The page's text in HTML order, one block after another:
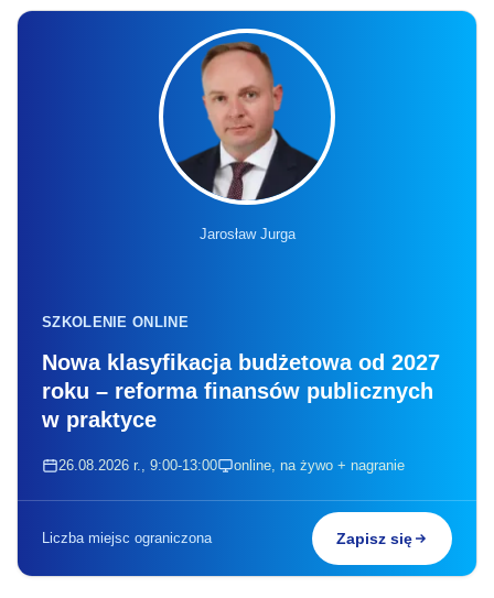
Jarosław Jurga
SZKOLENIE ONLINE
Nowa klasyfikacja budżetowa od 2027
roku – reforma finansów publicznych
w praktyce
26.08.2026 r., 9:00-13:00 online, na żywo + nagranie
Liczba miejsc ograniczona Zapisz się